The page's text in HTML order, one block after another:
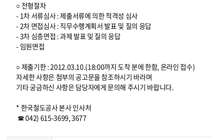
○ 전형절차
- 1차 서류심사 : 제출서류에 의한 적격성 심사
- 2차 면접심사 : 직무수행계획서 발표 및 질의 응답
- 3차 심층면접 : 과제 발표 및 질의 응답
- 임원면접
○ 제출기한 : 2012.03.10.(18:00까지 도착 분에 한함, 온라인 접수)
자세한 사항은 첨부의 공고문을 참조하시기 바라며
기타 궁금하신 사항은 담당자에게 문의해 주시기 바랍니다.
* 한국철도공사 본사 인사처
☎ 042) 615-3699, 3677